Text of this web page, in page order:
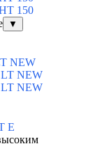
150
▼
NEW
NEW
NEW
E